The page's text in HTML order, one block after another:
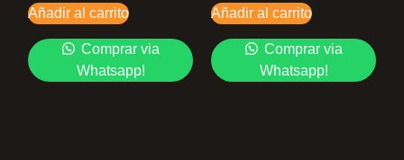
Añadir al carrito
Comprar via
Whatsapp!
Añadir al carrito
Comprar via
Whatsapp!